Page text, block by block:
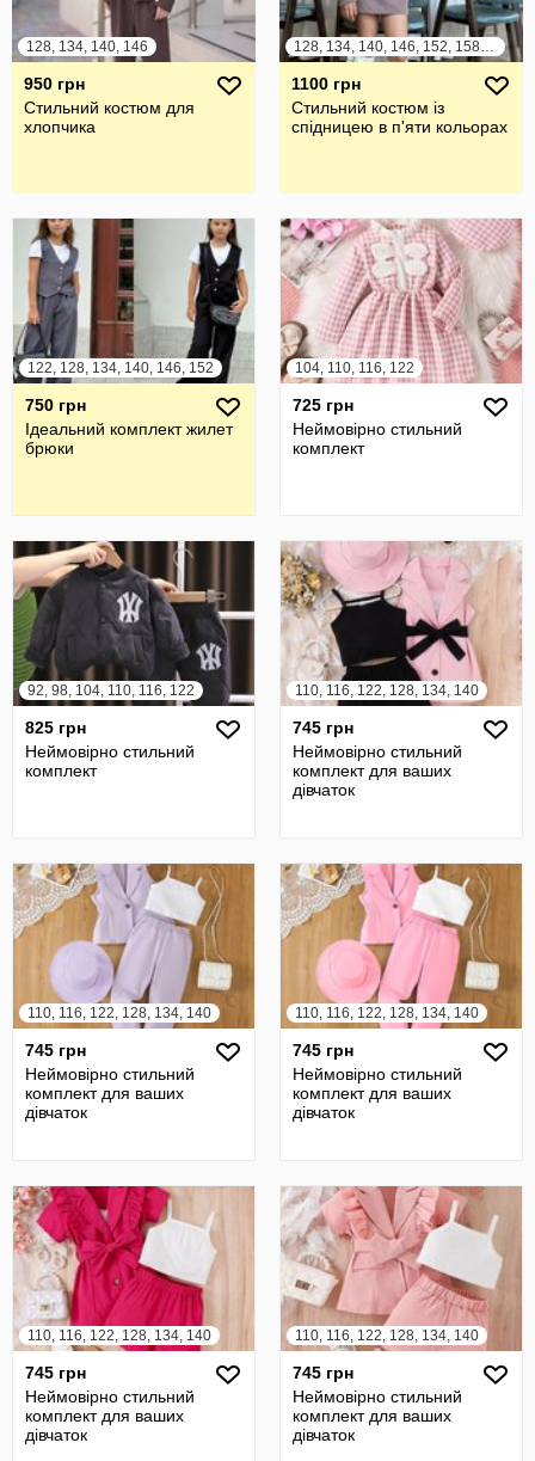
128, 134, 140, 146
950 грн
Стильний костюм для
хлопчика
128, 134, 140, 146, 152, 158, 164
1100 грн
Стильний костюм із
спідницею в п'яти кольорах
122, 128, 134, 140, 146, 152
750 грн
Ідеальний комплект жилет
брюки
104, 110, 116, 122
725 грн
Неймовірно стильний
комплект
92, 98, 104, 110, 116, 122
825 грн
Неймовірно стильний
комплект
110, 116, 122, 128, 134, 140
745 грн
Неймовірно стильний
комплект для ваших
дівчаток
110, 116, 122, 128, 134, 140
745 грн
Неймовірно стильний
комплект для ваших
дівчаток
110, 116, 122, 128, 134, 140
745 грн
Неймовірно стильний
комплект для ваших
дівчаток
110, 116, 122, 128, 134, 140
745 грн
Неймовірно стильний
комплект для ваших
дівчаток
110, 116, 122, 128, 134, 140
745 грн
Неймовірно стильний
комплект для ваших
дівчаток